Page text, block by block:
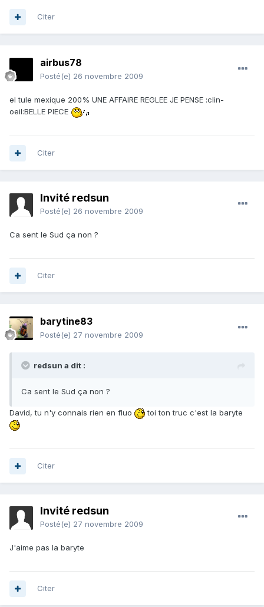
Citer
airbus78
Posté(e) 26 novembre 2009
el tule mexique 200% UNE AFFAIRE REGLEE JE PENSE :clin-
oeil:BELLE PIECE
Citer
Invité redsun
Posté(e) 26 novembre 2009
Ca sent le Sud ça non ?
Citer
barytine83
Posté(e) 27 novembre 2009
redsun a dit :
Ca sent le Sud ça non ?
David, tu n'y connais rien en fluo toi ton truc c'est la baryte
Citer
Invité redsun
Posté(e) 27 novembre 2009
J'aime pas la baryte
Citer